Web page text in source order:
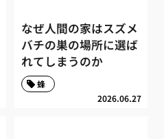
なぜ人間の家はスズメ
バチの巣の場所に選ば
れてしまうのか
2026.06.27
蜂